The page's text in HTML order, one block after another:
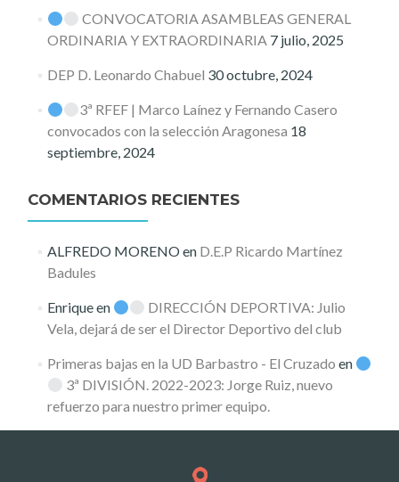
CONVOCATORIA ASAMBLEAS GENERAL
ORDINARIA Y EXTRAORDINARIA 7 julio, 2025
DEP D. Leonardo Chabuel 30 octubre, 2024
3ª RFEF | Marco Laínez y Fernando Casero
convocados con la selección Aragonesa 18
septiembre, 2024
COMENTARIOS RECIENTES
ALFREDO MORENOen D.E.P Ricardo Martínez
Badules
Enriqueen
DIRECCIÓN DEPORTIVA: Julio
Vela, dejará de ser el Director Deportivo del club
Primeras bajas en la UD Barbastro - El Cruzado en
3ª DIVISIÓN. 2022-2023: Jorge Ruiz, nuevo
refuerzo para nuestro primer equipo.